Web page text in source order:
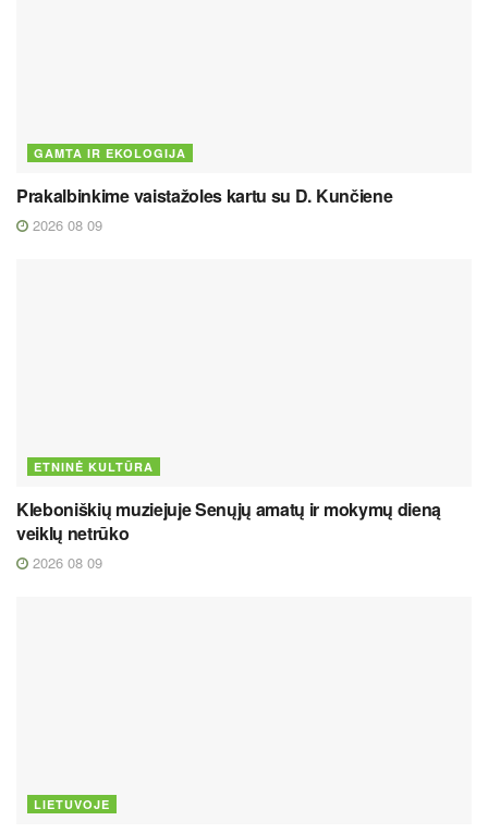
GAMTA IR EKOLOGIJA
Prakalbinkime vaistažoles kartu su D. Kunčiene
2026 08 09
ETNINĖ KULTŪRA
Kleboniškių muziejuje Senųjų amatų ir mokymų dieną
veiklų netrūko
2026 08 09
LIETUVOJE